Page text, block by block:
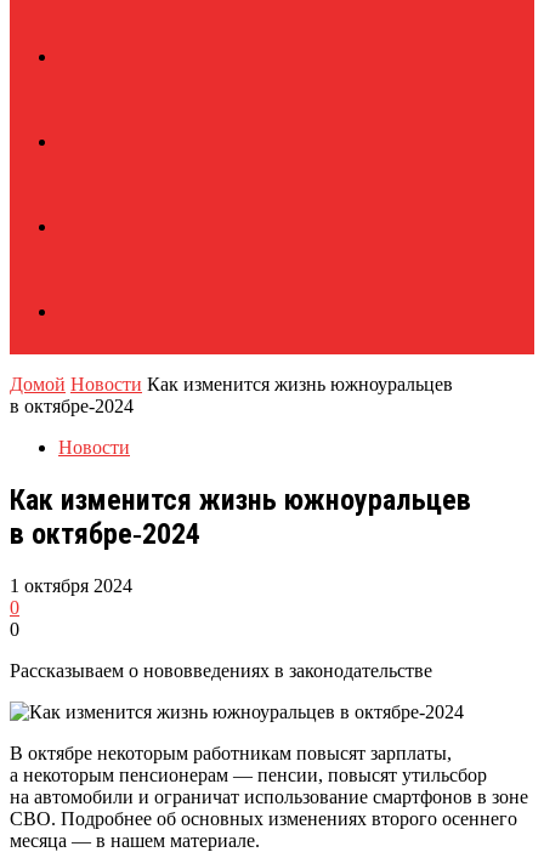
Домой Новости Как изменится жизнь южноуральцев
в октябре‑2024
Новости
Как изменится жизнь южноуральцев
в октябре‑2024
1 октября 2024
0
0
Рассказываем о нововведениях в законодательстве
В октябре некоторым работникам повысят зарплаты,
а некоторым пенсионерам — пенсии, повысят утильсбор
на автомобили и ограничат использование смартфонов в зоне
СВО. Подробнее об основных изменениях второго осеннего
месяца — в нашем материале.